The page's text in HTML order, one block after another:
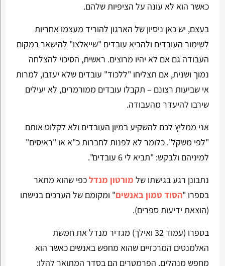
כאשר הוא לא עונה על הציפיות שלהם.
בעצם, יש כאן ניסיון של הארגון להוריד מעצמו אחריות
לשימור העובדים ולהביא עובדים "שייאלצו" להישאר במקום
העבודה גם אם לא יהיו מרוצים. ראשית, הסיכוי להצלחה
נמוך ושנית, אם תצליחו "ללכוד" עובדים שלא יעזבו, למרות
אי שביעות רצונם – תקבלו עובדים ממורמרים, לא יעילים
שירבו להיעדר מהעבודה.
אני ממליץ לכם להשקיע במיון העובדים ולא לקלוט אותם
"לפי משקל". כלומר לא לפנות לחברות כ"א או "ראיסים"
למיניהם ולבקש: "תביא לי 6 עובדים".
נתבונן רגע בגישתו של מורטון מנדלכפי שהוא מתאר
בספרו "הסוד טמון באנשים" ומקומם של הערכים בגישתו
(הוצאת ידיעות ספרים).
בספרו (עמוד 32 ואילך) מגדיר מנדל את חמשת
האלמנטים המרכזיים שהוא מחפש באנשים כאשר הוא
מחפש מנהלים. הפרמטרים הם בסדר המתואר להלן: